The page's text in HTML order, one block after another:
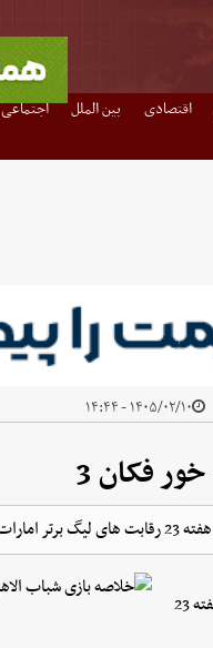
اقتصادی بین الملل اجتماعی
۱۴۰۵/۰۲/۱۰ - ۱۴:۴۴
خلاصه بازی شباب الاهلی 3 - خور فکان 3 در چارچوب هفته 23